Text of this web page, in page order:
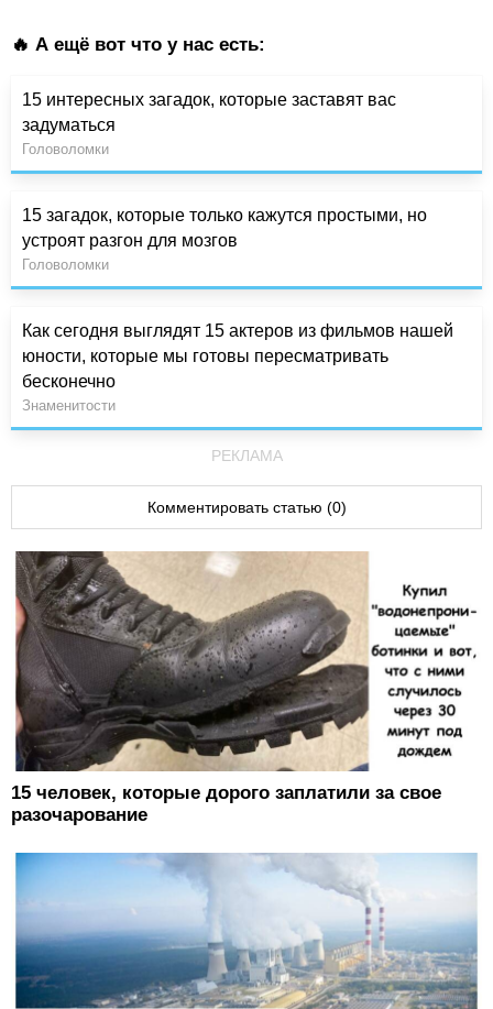
🔥 А ещё вот что у нас есть:
15 интересных загадок, которые заставят вас
задуматься
Головоломки
15 загадок, которые только кажутся простыми, но
устроят разгон для мозгов
Головоломки
Как сегодня выглядят 15 актеров из фильмов нашей
юности, которые мы готовы пересматривать
бесконечно
Знаменитости
РЕКЛАМА
Комментировать статью (0)
15 человек, которые дорого заплатили за свое
разочарование